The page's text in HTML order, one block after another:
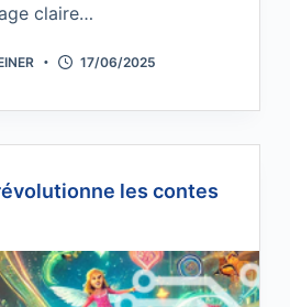
claire…
17/06/2025
les contes